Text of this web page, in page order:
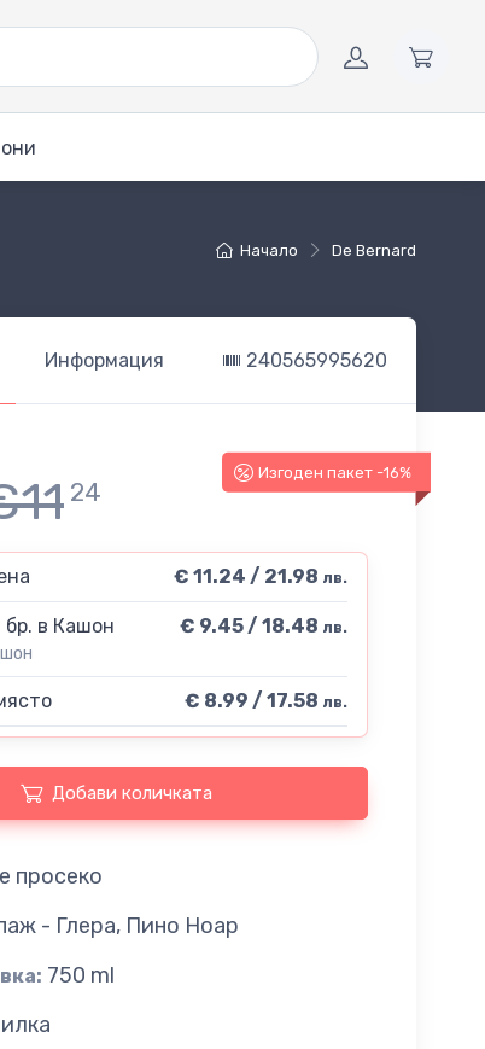
Начало De Bernard
Информация 240565995620
Изгоден пакет -16%
24
€ 11.24 / 21.98 лв.
в Кашон € 9.45 / 18.48 лв.
€ 8.99 / 17.58 лв.
Добави количката
просеко
- Глера, Пино Ноар
750 ml